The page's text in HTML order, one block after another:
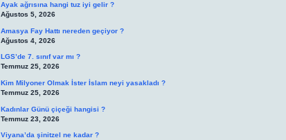
Ayak ağrısına hangi tuz iyi gelir ?
Ağustos 5, 2026
Amasya Fay Hattı nereden geçiyor ?
Ağustos 4, 2026
LGS’de 7. sınıf var mı ?
Temmuz 25, 2026
Kim Milyoner Olmak İster İslam neyi yasakladı ?
Temmuz 25, 2026
Kadınlar Günü çiçeği hangisi ?
Temmuz 23, 2026
Viyana’da şinitzel ne kadar ?